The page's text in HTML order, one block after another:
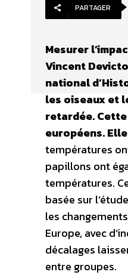
PARTAGER
Mesurer
Vincent
national
les oiseaux et
retardée.
européens.
températures
papillons ont
températures.
basée sur
les
Europe, avec
décalages
entre groupes.